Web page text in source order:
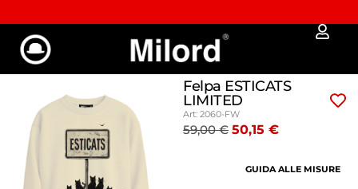
Approfitta dei Saldi | fino al - 40% OFF!
Felpa ESTICATS
LIMITED
Art: 2060-FW
59,00€ 50,15 €
GUIDA ALLE MISURE